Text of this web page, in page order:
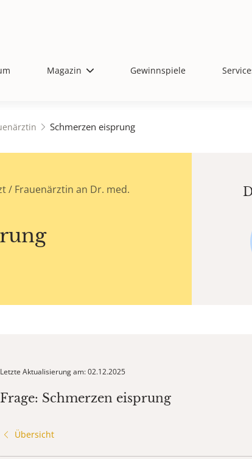
Magazin Gewinnspiele
Schmerzen eisprung
/ Frauenärztin an Dr. med.
Letzte Aktualisierung am: 02.12.2025
Frage: Schmerzen eisprung
Übersicht